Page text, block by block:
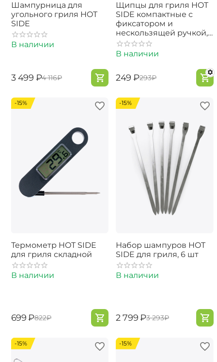
Шампурница для
угольного гриля HOT
SIDE
В наличии
‍3 499‍ ₽‍4 116‍₽
Щипцы для гриля HOT
SIDE компактные с
фиксатором и
нескользящей ручкой,
23 см
В наличии
‍249‍ ₽‍293‍₽
-15%
Термометр HOT SIDE
для гриля складной
В наличии
‍699‍ ₽‍822‍₽
-15%
Набор шампуров HOT
SIDE для гриля, 6 шт
В наличии
‍2 799‍₽‍3 293‍₽
-15% -15%